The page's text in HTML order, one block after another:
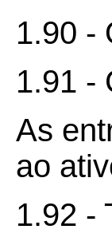
1.90 -
1.91 -
As
ao
1.92 -